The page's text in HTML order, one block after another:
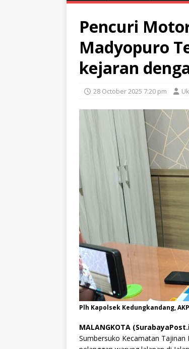
Pencuri
Madyopuro
kejaran
28 October 2025 7:20 pm
Plh Kapolsek Kedungkandang,
MALANGKOTA
Sumbersuko Kecamatan